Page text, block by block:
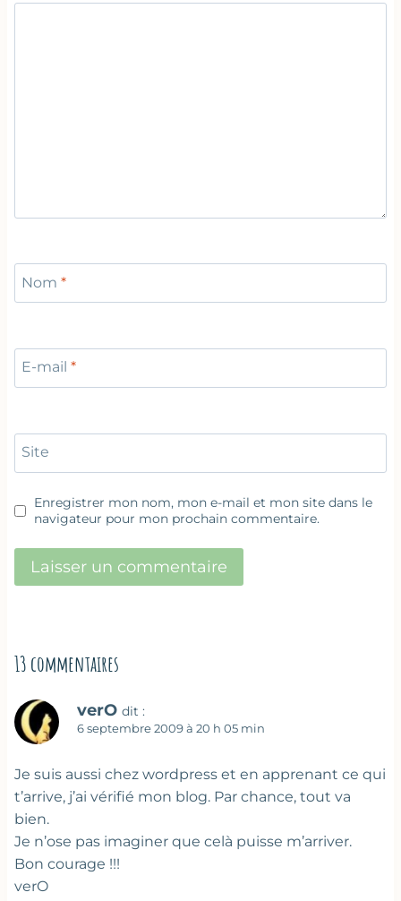
Nom *
E-mail *
Site
Enregistrer mon nom, mon e-mail et mon site dans le
navigateur pour mon prochain commentaire.
13 commentaires
verO dit :
6 septembre 2009 à 20 h 05 min
Je suis aussi chez wordpress et en apprenant ce qui
t’arrive, j’ai vérifié mon blog. Par chance, tout va
bien.
Je n’ose pas imaginer que celà puisse m’arriver.
Bon courage !!!
verO